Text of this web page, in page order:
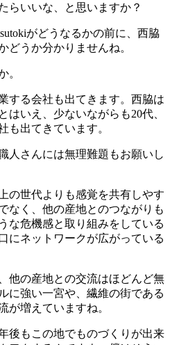
らいいな、と思いますか？
がどうなるかの前に、西脇
どうか分かりませんね。
。
する会社も出てきます。西脇は
はいえ、少ないながらも20代、
も出てきています。
人さんには無理難題もお願いし
の世代よりも感覚を共有しやす
なく、他の産地とのつながりも
な危機感と取り組みをしている
にネットワークが広がっている
他の産地との交流はほどんど無
に強い一宮や、繊維の街である
が増えていますね。
後もこの地でものづくりが出来